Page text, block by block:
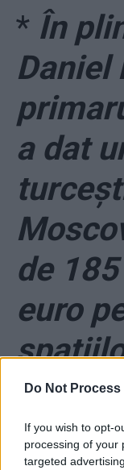
Do Not
If you wish to opt-
processing of your
targeted
* În
Daniel
a dat
de
euro
Un mesaj
Năsui și
comune nici